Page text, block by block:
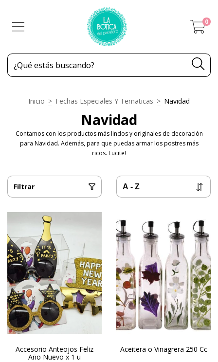
0
Inicio > Fechas Especiales Y Tematicas > Navidad
Navidad
Contamos con los productos más lindos y originales de decoración
para Navidad. Además, para que puedas armar los postres más
ricos. Lucite!
Filtrar
Accesorio Anteojos Feliz
Año Nuevo x 1 u
Aceitera o Vinagrera 250 Cc